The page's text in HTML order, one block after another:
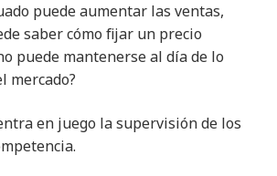
puede aumentar las ventas,
saber cómo fijar un precio
puede mantenerse al día de lo
mercado?
en juego la supervisión de los